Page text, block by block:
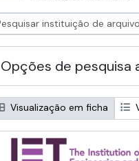
Opções de pesquisa
Visualização em ficha